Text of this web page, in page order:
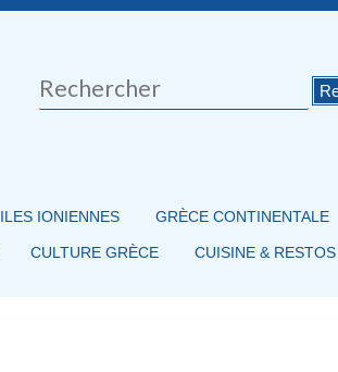
Rechercher
ILES IONIENNES GRÈCE CONTINENTALE
CULTURE GRÈCE CUISINE & RESTOS